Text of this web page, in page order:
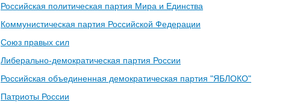
Российская политическая партия Мира и Единства
Коммунистическая партия Российской Федерации
Союз правых сил
Либерально-демократическая партия России
Российская объединенная демократическая партия "ЯБЛОКО"
Патриоты России